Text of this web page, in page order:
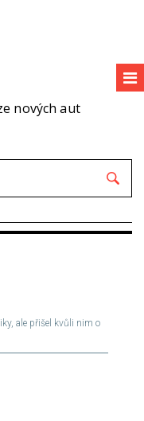
nových aut
ale přišel kvůli nim o